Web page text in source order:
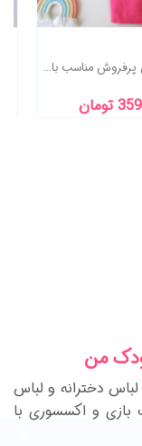
لگ چهار فصل پرفروش مناسب باشگاه ومنزل ...
من
دخترانه و لباس
بازی و اکسسوری با